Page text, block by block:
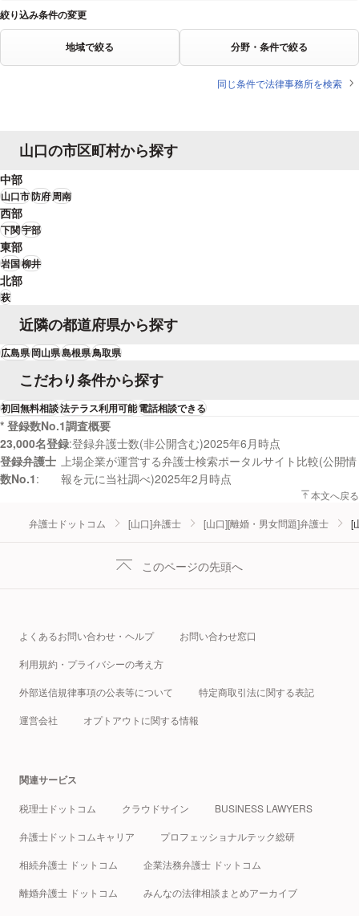
絞り込み条件の変更
地域で絞る 分野・条件で絞る
同じ条件で法律事務所を検索
山口の市区町村から探す
中部
山口市防府周南
西部
下関宇部
東部
岩国柳井
北部
萩
近隣の都道府県から探す
広島県岡山県島根県鳥取県
こだわり条件から探す
初回無料相談法テラス利用可能電話相談できる
* 登録数No.1調査概要
23,000名登録 登録弁護士数(非公開含む)2025年6月時点
登録弁護士
数No.1
上場企業が運営する弁護士検索ポータルサイト比較(公開情
報を元に当社調べ)2025年2月時点
本文へ戻る
弁護士ドットコム [山口]弁護士 [山口][離婚・男女問題]弁護士 [
このページの先頭へ
よくあるお問い合わせ・ヘルプ お問い合わせ窓口
利用規約・プライバシーの考え方
外部送信規律事項の公表等について 特定商取引法に関する表記
運営会社 オプトアウトに関する情報
関連サービス
税理士ドットコム クラウドサイン BUSINESS LAWYERS
弁護士ドットコムキャリア プロフェッショナルテック総研
相続弁護士 ドットコム 企業法務弁護士 ドットコム
離婚弁護士 ドットコム みんなの法律相談まとめアーカイブ